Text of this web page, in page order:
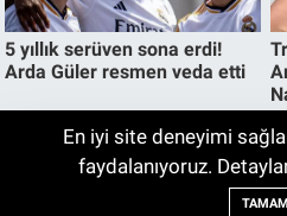
En iyi site deneyimi
faydalanıyoruz.
TAMAM
Vergi Borcu Olanlara
Başvurular İçin Son